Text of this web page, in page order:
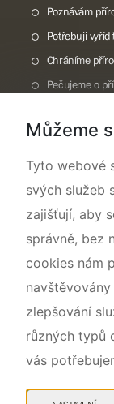
Poznávám
Potřebuji
Chráníme
Pečujeme o
O nás
Můžeme
Tyto webové
svých služeb
zajišťují, aby
správně, bez
cookies nám
zlepšování
různých typů
vás